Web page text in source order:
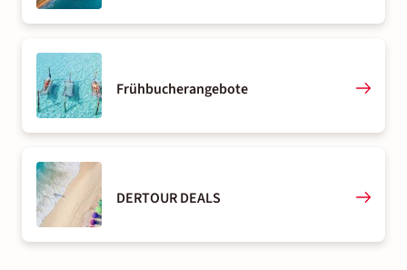
Frühbucherangebote
DERTOUR DEALS